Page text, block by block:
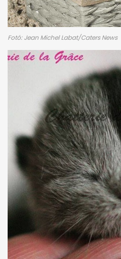
Fotó: Jean Michel Labat/Caters News